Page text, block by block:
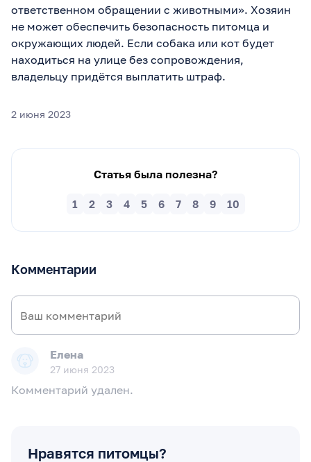
ответственном обращении с животными». Хозяин
не может обеспечить безопасность питомца и
окружающих людей. Если собака или кот будет
находиться на улице без сопровождения,
владельцу придётся выплатить штраф.
2 июня 2023
Статья была полезна?
10
9
8
7
6
5
4
3
2
1
Комментарии
Елена
27 июня 2023
Комментарий удален.
Нравятся питомцы?